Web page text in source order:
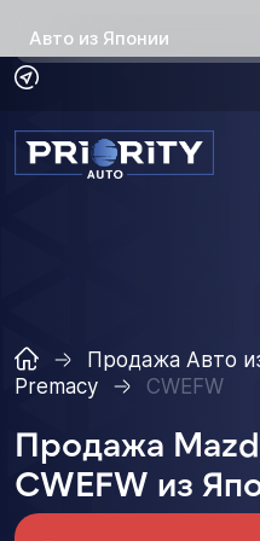
Авто из Японии
Продажа Авто
Premacy
CWEFW
Продажа
CWEFW из